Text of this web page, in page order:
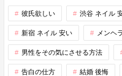
彼氏欲しい 渋谷 ネイル
新宿 ネイル 安い メンヘラ
男性をその気にさせる方法
告白の仕方 結婚 後悔